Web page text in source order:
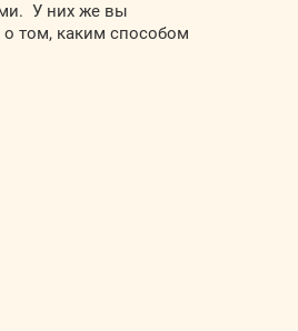
У них же вы
о том, каким способом